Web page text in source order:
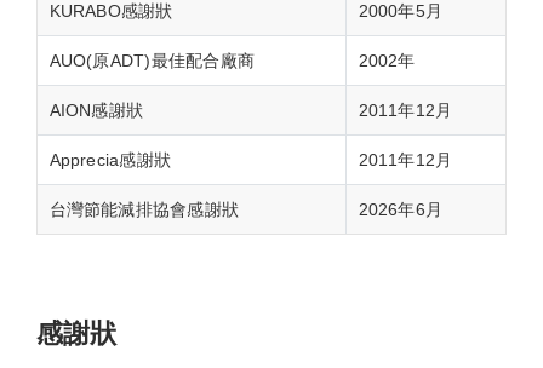
KURABO感謝狀 2000年5月
AUO(原ADT)最佳配合廠商 2002年
AION感謝狀 2011年12月
Apprecia感謝狀 2011年12月
台灣節能減排協會感謝狀 2026年6月
感謝狀